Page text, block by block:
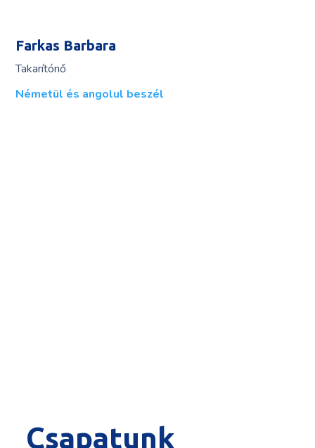
Farkas Barbara
Takarítónő
Németül és angolul beszél
Csapatunk